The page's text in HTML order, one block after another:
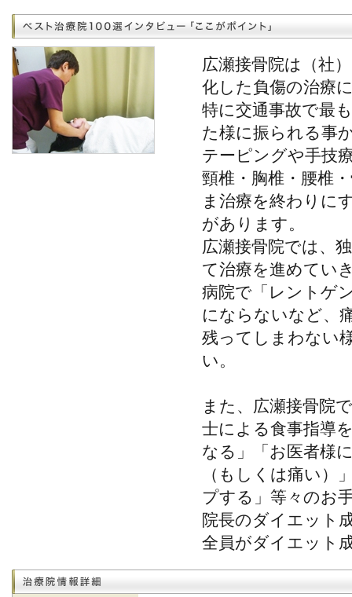
広瀬接骨院は（社
化した負傷の治療
特に交通事故で最
た様に振られる事
テーピングや手技
頸椎・胸椎・腰椎
ま治療を終わりに
があります。
広瀬接骨院では、
て治療を進めてい
病院で「レントゲ
にならないなど、
残ってしまわない
い。
また、広瀬接骨院
士による食事指導
なる」「お医者様
（もしくは痛い）
プする」等々のお
院長のダイエット
全員がダイエット